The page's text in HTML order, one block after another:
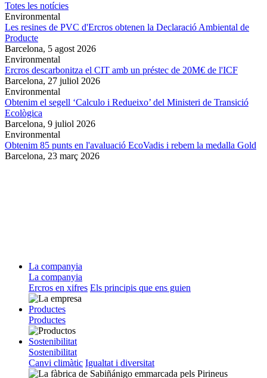
Totes les notícies
Environmental
Les resines de PVC d'Ercros obtenen la Declaració Ambiental de
Producte
Barcelona, 5 agost 2026
Environmental
Ercros descarbonitza el CIT amb un préstec de 20M€ de l'ICF
Barcelona, 27 juliol 2026
Environmental
Obtenim el segell ‘Calculo i Redueixo’ del Ministeri de Transició
Ecològica
Barcelona, 9 juliol 2026
Environmental
Obtenim 85 punts en l'avaluació EcoVadis i rebem la medalla Gold
Barcelona, 23 març 2026
La companyia
La companyia
Ercros en xifres Els principis que ens guien
Productes
Productes
Sostenibilitat
Sostenibilitat
Canvi climàtic Igualtat i diversitat